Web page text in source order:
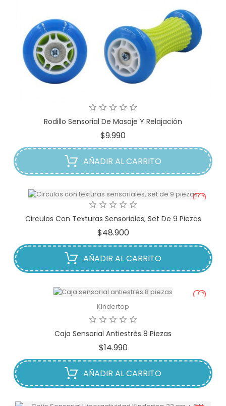
Rodillo Sensorial De Masaje Y Relajación
$9.990
AÑADIR AL CARRITO
Circulos Con Texturas Sensoriales, Set De 9 Piezas
$48.900Precio
AÑADIR AL CARRITO
Kindertop
Caja Sensorial Antiestrés 8 Piezas
$14.990Precio
AÑADIR AL CARRITO